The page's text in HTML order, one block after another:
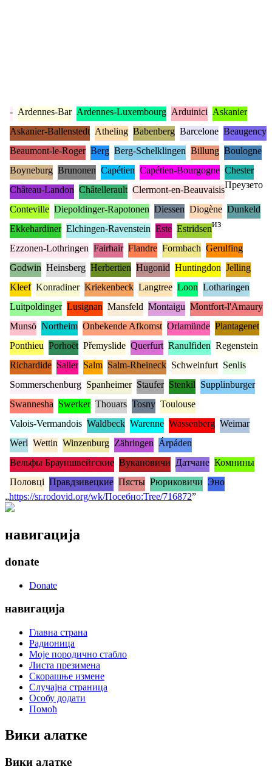
- Ardennes-Bar Ardennes-Luxembourg Arduinici Askanier
Askanier-Ballenstedt Atheling Babenberg Barcelone Beaugency
Beaumont-le-Roger Berg Berg-Schelklingen Billung Boulogne
Boyneburg Brunonen Capétien Capétien-Bourgogne Chester
Château-Landon Châtellerault Clermont-en-Beauvaisis
Conteville Diepoldinger-Rapotonen Diessen Diogène Dunkeld
Ekkehardiner Elchingen-Ravenstein Este Estridsen
Ezzonen-Lothringen Fairhair Flandre Formbach Gerulfing
Godwin Heinsberg Herbertien Hugonid Huntingdon Jelling
Kleef Konradiner Kriekenbeck Langtree Loon Lotharingen
Luitpoldinger Lusignan Mansfeld Montaigu Montfort-l'Amaury
Munsö Northeim Onbekende Afkomst Orlamünde Plantagenet
Ponthieu Porhoët Přemyslide Querfurt Ranulfiden Regenstein
Richardide Salier Salm Salm-Rheineck Schweinfurt Senlis
Sommerschenburg Spanheimer Staufer Stenkil Supplinburger
Swannesha Swerker Thouars Tosny Toulouse
Valois-Vermandois Waldbeck Warenne Wassenberg Weimar
Werl Wettin Winzenburg Zähringen Árpáden
Вельфы Брауншвейгские Вукановичи Датчане Комнины
Половці Правдзивецкие Пясты Рюриковичи Эно
Преузето
из
„https://sr.rodovid.org/wk/Посебно:Tree/716872”
навигација
donate
Donate
навигација
Главна страна
Радионица
Моје породично стабло
Листа презимена
Скорашње измене
Случајна страница
Особу додати
Помоћ
Вики алатке
Вики алатке